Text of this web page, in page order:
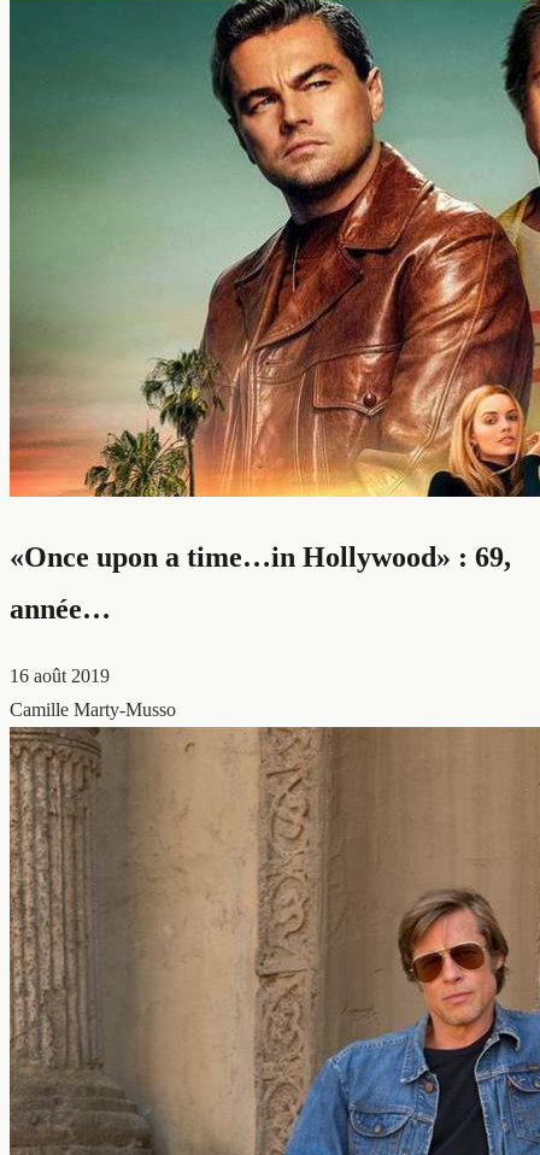
«Once upon a time…in Hollywood» : 69,
année…
16 août 2019
Camille Marty-Musso